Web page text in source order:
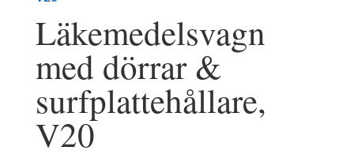
Läkemedelsvagn
med dörrar &
surfplattehållare,
V20